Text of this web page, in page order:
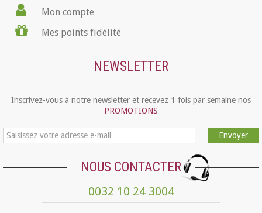
Mon compte
Mes points fidélité
NEWSLETTER
Inscrivez-vous à notre newsletter et recevez 1 fois par semaine nos
PROMOTIONS
Envoyer
NOUS CONTACTER
0032 10 24 3004